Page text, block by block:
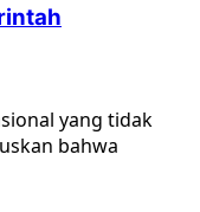
yang tidak
bahwa